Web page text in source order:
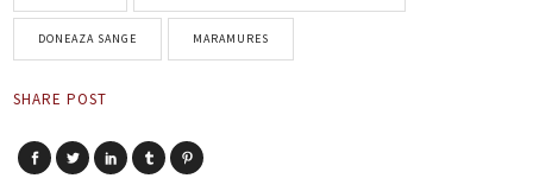
DONEAZA SANGE MARAMURES
SHARE POST